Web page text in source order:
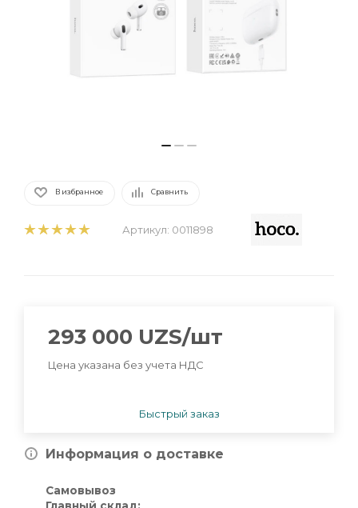
В избранное Сравнить
Артикул: 0011898
293 000 UZS/шт
Цена указана без учета НДС
Быстрый заказ
Информация о доставке
Самовывоз